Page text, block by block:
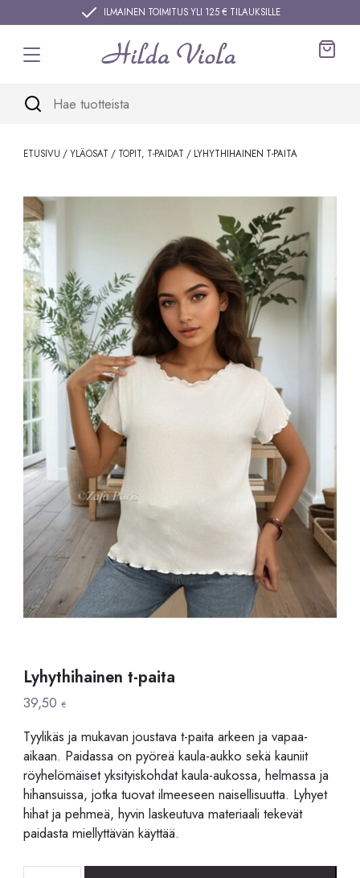
ILMAINEN TOIMITUS YLI 125 € TILAUKSILLE
ETUSIVU /YLÄOSAT / TOPIT, T-PAIDAT / LYHYTHIHAINEN T-PAITA
Lyhythihainen t-paita
39,50€
Tyylikäs ja mukavan joustava t-paita arkeen ja vapaa-
aikaan. Paidassa on pyöreä kaula-aukko sekä kauniit
röyhelömäiset yksityiskohdat kaula-aukossa, helmassa ja
hihansuissa, jotka tuovat ilmeeseen naisellisuutta. Lyhyet
hihat ja pehmeä, hyvin laskeutuva materiaali tekevät
paidasta miellyttävän käyttää.